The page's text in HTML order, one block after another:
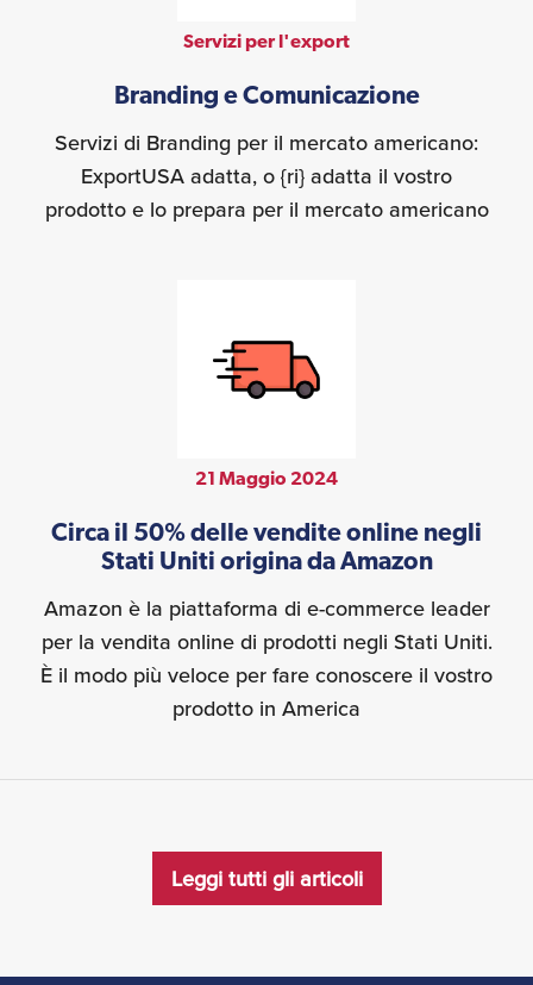
Servizi per l'export
Branding e Comunicazione
Servizi di Branding per il mercato americano:
ExportUSA adatta, o {ri} adatta il vostro
prodotto e lo prepara per il mercato americano
21 Maggio 2024
Circa il 50% delle vendite online negli
Stati Uniti origina da Amazon
Amazon è la piattaforma di e-commerce leader
per la vendita online di prodotti negli Stati Uniti.
È il modo più veloce per fare conoscere il vostro
prodotto in America
Leggi tutti gli articoli